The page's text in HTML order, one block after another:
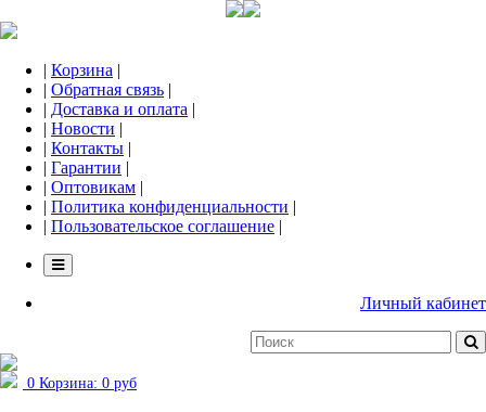
| Корзина |
| Обратная связь |
| Доставка и оплата |
| Новости |
| Контакты |
| Гарантии |
| Оптовикам |
| Политика конфиденциальности |
| Пользовательское соглашение |
Личный кабинет
0 Корзина: 0 руб